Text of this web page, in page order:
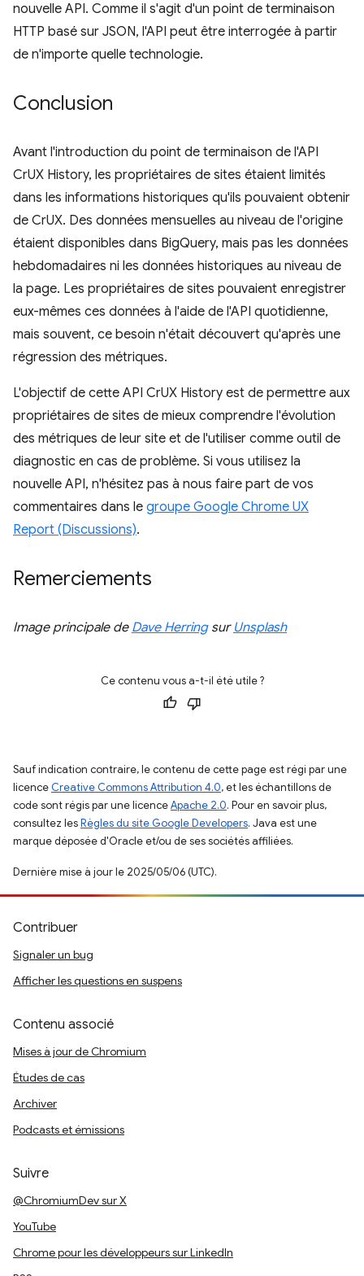
nouvelle API. Comme il s'agit d'un point de terminaison
HTTP basé sur JSON, l'API peut être interrogée à partir
de n'importe quelle technologie.
Conclusion
Avant l'introduction du point de terminaison de l'API
CrUX History, les propriétaires de sites étaient limités
dans les informations historiques qu'ils pouvaient obtenir
de CrUX. Des données mensuelles au niveau de l'origine
étaient disponibles dans BigQuery, mais pas les données
hebdomadaires ni les données historiques au niveau de
la page. Les propriétaires de sites pouvaient enregistrer
eux-mêmes ces données à l'aide de l'API quotidienne,
mais souvent, ce besoin n'était découvert qu'après une
régression des métriques.
L'objectif de cette API CrUX History est de permettre aux
propriétaires de sites de mieux comprendre l'évolution
des métriques de leur site et de l'utiliser comme outil de
diagnostic en cas de problème. Si vous utilisez la
nouvelle API, n'hésitez pas à nous faire part de vos
commentaires dans le groupe Google Chrome UX
Report (Discussions).
Remerciements
Image principale de Dave Herringsur Unsplash
Ce contenu vous a-t-il été utile ?
Sauf indication contraire, le contenu de cette page est régi par une
licence Creative Commons Attribution 4.0, et les échantillons de
code sont régis par une licenceApache 2.0. Pour en savoir plus,
consultez lesRègles du site Google Developers. Java est une
marque déposée d'Oracle et/ou de ses sociétés affiliées.
Dernière mise à jour le 2025/05/06 (UTC).
Contribuer
Signaler un bug
Afficher les questions en suspens
Contenu associé
Mises à jour de Chromium
Études de cas
Archiver
Podcasts et émissions
Suivre
@ChromiumDev sur X
YouTube
Chrome pour les développeurs sur LinkedIn